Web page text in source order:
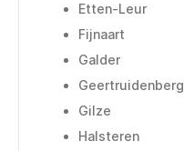
Etten-Leur
Fijnaart
Galder
Geertruidenberg
Gilze
Halsteren